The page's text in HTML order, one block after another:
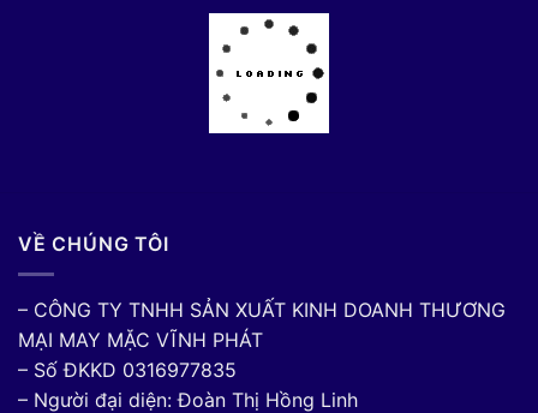
VỀ CHÚNG TÔI
– CÔNG TY TNHH SẢN XUẤT KINH DOANH THƯƠNG
MẠI MAY MẶC VĨNH PHÁT
– Số ĐKKD 0316977835
– Người đại diện: Đoàn Thị Hồng Linh